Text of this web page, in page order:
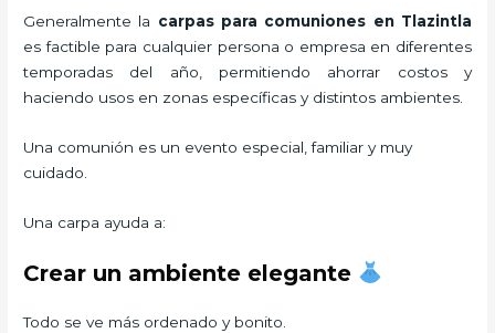
Generalmente la carpas para comuniones en Tlazintla
es factible para cualquier persona o empresa en diferentes
temporadas del año, permitiendo ahorrar costos y
haciendo usos en zonas específicas y distintos ambientes.
Una comunión es un evento especial, familiar y muy
cuidado.
Una carpa ayuda a:
Crear un ambiente elegante
Todo se ve más ordenado y bonito.